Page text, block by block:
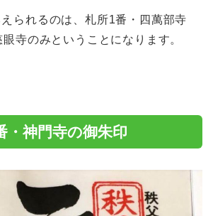
られるのは、札所1番・四萬部寺
寺のみということになります。
・神門寺の御朱印